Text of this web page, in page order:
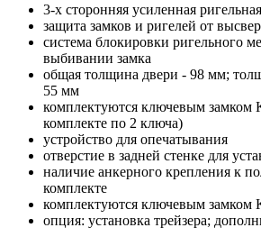
3-х сторонняя усиленная
защита замков и ригелей от
система блокировки ригельного
выбивании замка
общая толщина двери - 98 мм;
55 мм
комплектуются ключевым
комплекте по 2 ключа)
устройство для опечатывания
отверстие в задней стенке для
наличие анкерного крепления к
комплекте
комплектуются ключевым
опция: установка трейзера;